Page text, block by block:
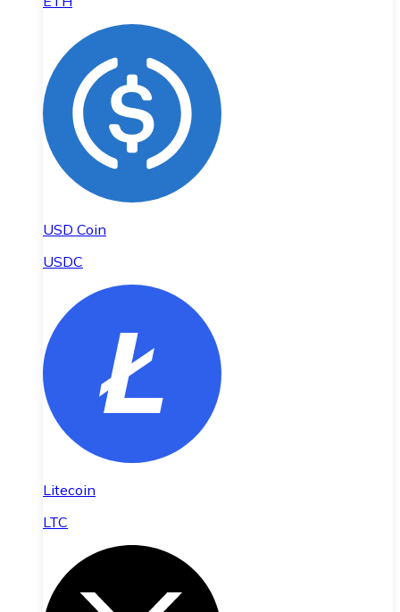
USD Coin
USDC
Litecoin
LTC